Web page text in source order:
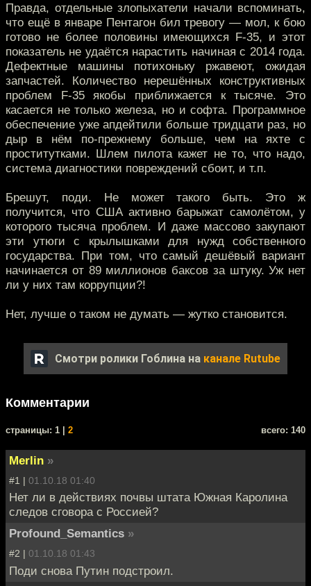
Правда, отдельные злопыхатели начали вспоминать,
что ещё в январе Пентагон бил тревогу — мол, к бою
готово не более половины имеющихся F-35, и этот
показатель не удаётся нарастить начиная с 2014 года.
Дефектные машины потихоньку ржавеют, ожидая
запчастей. Количество нерешённых конструктивных
проблем F-35 якобы приближается к тысяче. Это
касается не только железа, но и софта. Программное
обеспечение уже апдейтили больше тридцати раз, но
дыр в нём по-прежнему больше, чем на яхте с
проститутками. Шлем пилота кажет не то, что надо,
система диагностики повреждений сбоит, и т.п.
Брешут, поди. Не может такого быть. Это ж
получится, что США активно барыжат самолётом, у
которого тысяча проблем. И даже массово закупают
эти утюги с крылышками для нужд собственного
государства. При том, что самый дешёвый вариант
начинается от 89 миллионов баксов за штуку. Уж нет
ли у них там коррупции?!
Нет, лучше о таком не думать — жутко становится.
Смотри ролики Гоблина на канале Rutube
Комментарии
cтраницы: 1 | 2 всего: 140
Merlin »
#1 | 01.10.18 01:40
Нет ли в действиях почвы штата Южная Каролина
следов сговора с Россией?
Profound_Semantics »
#2 | 01.10.18 01:43
Поди снова Путин подстроил.